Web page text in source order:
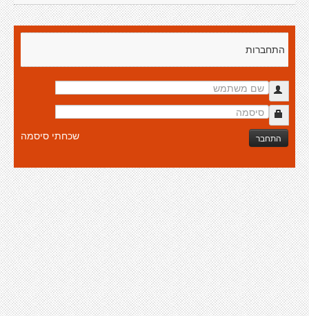
התחברות
התחבר שכחתי סיסמה